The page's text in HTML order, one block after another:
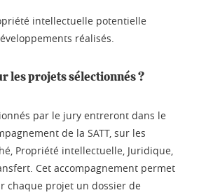
intellectuelle potentielle
réalisés.
les projets sélectionnés ?
par le jury entreront dans le
de la SATT, sur les
Propriété intellectuelle, Juridique,
Cet accompagnement permet
chaque projet un dossier de